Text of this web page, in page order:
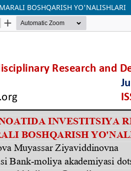
BOSHQARISH YO'NALISHLARI